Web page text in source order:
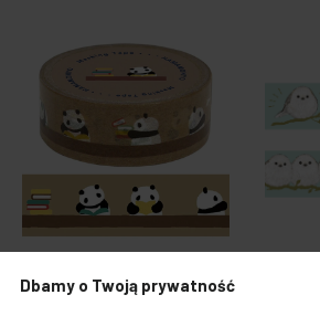
Taśmy washi i PET
Dbamy o Twoją prywatność